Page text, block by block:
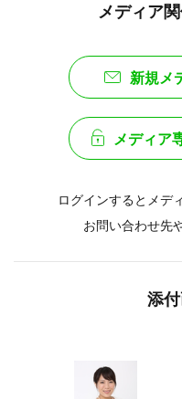
メディア
新規メ
メディア
ログインするとメデ
お問い合わせ先
添